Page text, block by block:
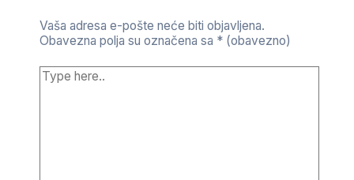
Vaša adresa e-pošte neće biti objavljena.
Obavezna polja su označena sa * (obavezno)
Type
here..